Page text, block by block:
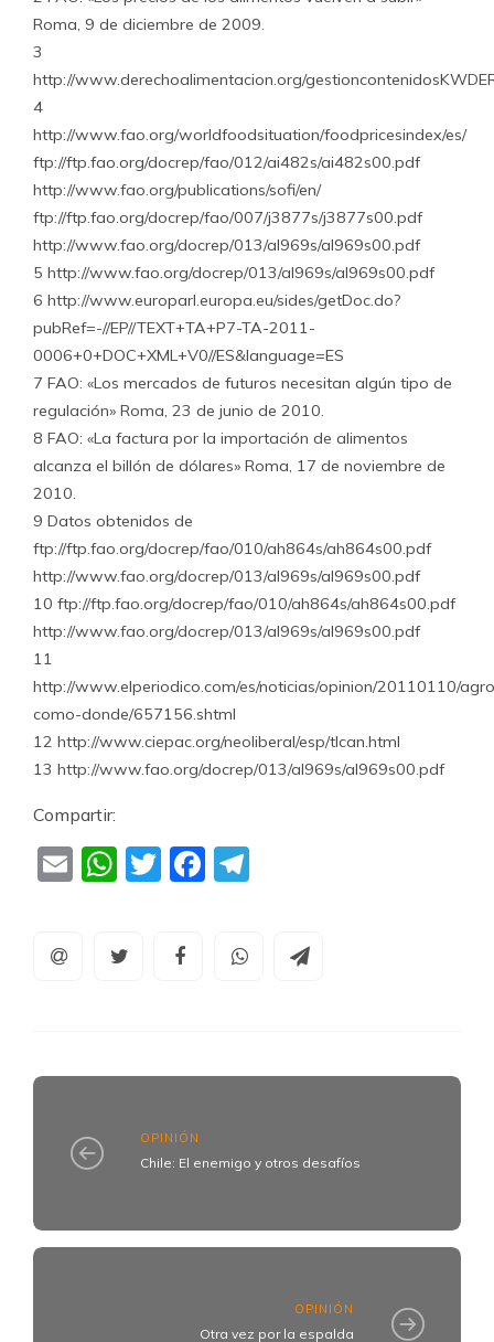
Roma, 9 de diciembre de 2009.
3
http://www.derechoalimentacion.org/
4
http://www.fao.org/worldfoodsituation/foodpricesindex/es/
ftp://ftp.fao.org/docrep/fao/012/ai482s/ai482s00.pdf
http://www.fao.org/publications/sofi/en/
ftp://ftp.fao.org/docrep/fao/007/j3877s/j3877s00.pdf
http://www.fao.org/docrep/013/al969s/al969s00.pdf
5 http://www.fao.org/docrep/013/al969s/al969s00.pdf
6 http://www.europarl.europa.eu/sides/getDoc.do?
pubRef=-//EP//TEXT+TA+P7-TA-2011-
0006+0+DOC+XML+V0//ES&language=ES
7 FAO: «Los mercados de futuros necesitan algún tipo de
regulación» Roma, 23 de junio de 2010.
8 FAO: «La factura por la importación de alimentos
alcanza el billón de dólares» Roma, 17 de noviembre de
2010.
9 Datos obtenidos de
ftp://ftp.fao.org/docrep/fao/010/ah864s/ah864s00.pdf
http://www.fao.org/docrep/013/al969s/al969s00.pdf
10 ftp://ftp.fao.org/docrep/fao/010/ah864s/ah864s00.pdf
http://www.fao.org/docrep/013/al969s/al969s00.pdf
11
http://www.elperiodico.com/es/noticias/opinion/20110110/
como-donde/657156.shtml
12 http://www.ciepac.org/neoliberal/esp/tlcan.html
13 http://www.fao.org/docrep/013/al969s/al969s00.pdf
Compartir:
EmailWhatsApp
TwitterFacebook
OPINIÓN
Chile: El enemigo y otros desafíos
OPINIÓN
Otra vez por la espalda